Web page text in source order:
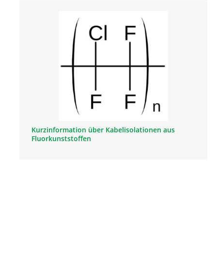
Kurzinformation über Kabelisolationen aus
Fluorkunststoffen